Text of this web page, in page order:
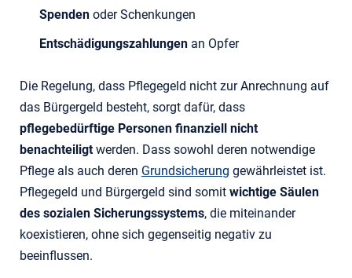
Spenden oder Schenkungen
Entschädigungszahlungen an Opfer
Die Regelung, dass Pflegegeld nicht zur Anrechnung auf
das Bürgergeld besteht, sorgt dafür, dass
pflegebedürftige Personen finanziell nicht
benachteiligtwerden. Dass sowohl deren notwendige
Pflege als auch deren Grundsicherung gewährleistet ist.
Pflegegeld und Bürgergeld sind somit wichtige Säulen
des sozialen Sicherungssystems, die miteinander
koexistieren, ohne sich gegenseitig negativ zu
beeinflussen.